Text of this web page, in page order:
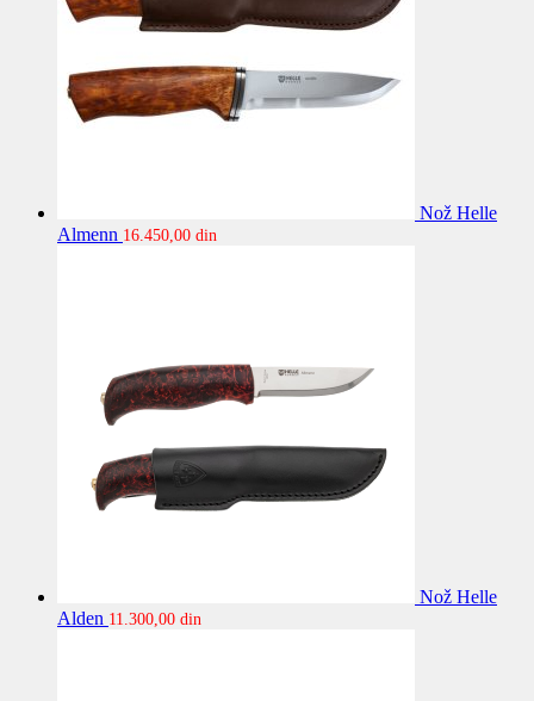
Nož Helle
Almenn 16.450,00 din
Nož Helle
Alden 11.300,00 din